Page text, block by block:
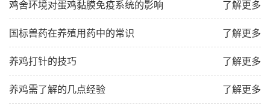
了解更多
鸡舍环境对蛋鸡黏膜免疫系统的影响
了解更多
国标兽药在养殖用药中的常识
了解更多
养鸡打针的技巧
了解更多
养鸡需了解的几点经验